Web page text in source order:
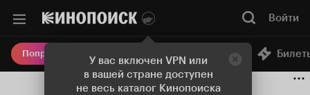
У вас включен VPN или
в вашей стране доступен
не весь каталог Кинопоиска
Войти
Попробовать Плюс Онлайн-кинотеатр